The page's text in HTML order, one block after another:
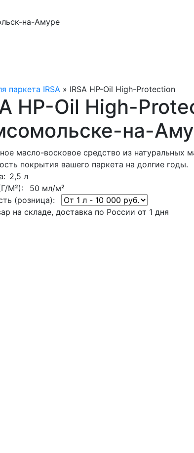
на-Амуре
паркета IRSA » IRSA HP-Oil High-Protection
HP-Oil High-
на-
масло-восковое средство из натуральных
покрытия вашего паркета на долгие годы.
: 2,5 л
М²): 50 мл/м²
(розница):
на складе, доставка по России от 1 дня